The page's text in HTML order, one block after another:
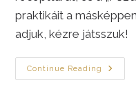
praktikáit a
adjuk, kézre játsszuk!
Continue Reading